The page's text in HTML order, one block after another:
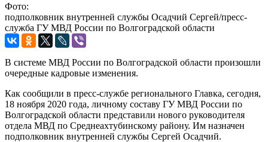
Фото:
подполковник внутренней службы Осадчий Сергей/пресс-
служба ГУ МВД России по Волгоградской области
В системе МВД России по Волгоградской области произошли
очередные кадровые изменения.
Как сообщили в пресс-службе регионального Главка, сегодня,
18 ноября 2020 года, личному составу ГУ МВД России по
Волгоградской области представили нового руководителя
отдела МВД по Среднеахтубинскому району. Им назначен
подполковник внутренней службы Сергей Осадчий.